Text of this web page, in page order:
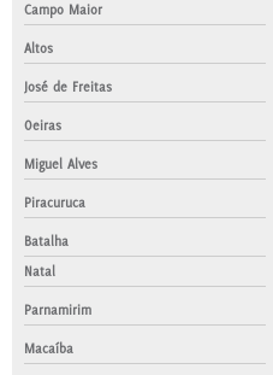
Campo Maior
Altos
José de Freitas
Oeiras
Miguel Alves
Piracuruca
Batalha
Natal
Parnamirim
Macaíba